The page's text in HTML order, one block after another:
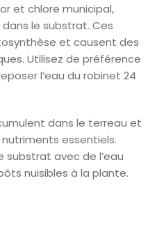
et chlore municipal,
le substrat. Ces
et causent des
Utilisez de préférence
l’eau du robinet 24
dans le terreau et
essentiels.
substrat avec de l’eau
nuisibles à la plante.